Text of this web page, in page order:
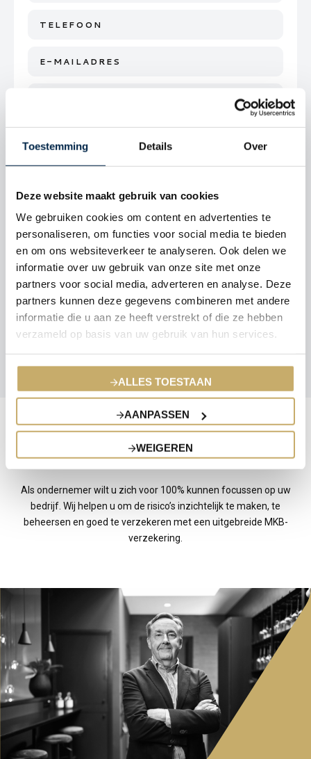
Toestemming Details Over
Deze website maakt gebruik van cookies
We gebruiken cookies om content en advertenties te
personaliseren, om functies voor social media te bieden
en om ons websiteverkeer te analyseren. Ook delen we
informatie over uw gebruik van onze site met onze
partners voor social media, adverteren en analyse. Deze
partners kunnen deze gegevens combineren met andere
informatie die u aan ze heeft verstrekt of die ze hebben
verzameld op basis van uw gebruik van hun services.
ALLES TOESTAAN
AANPASSEN
WEIGEREN
Bericht
CAPTCHA
Aanvullende informatie
Als ondernemer wilt u zich voor 100% kunnen focussen op uw
bedrijf. Wij helpen u om de risico’s inzichtelijk te maken, te
beheersen en goed te verzekeren met een uitgebreide MKB-
verzekering.